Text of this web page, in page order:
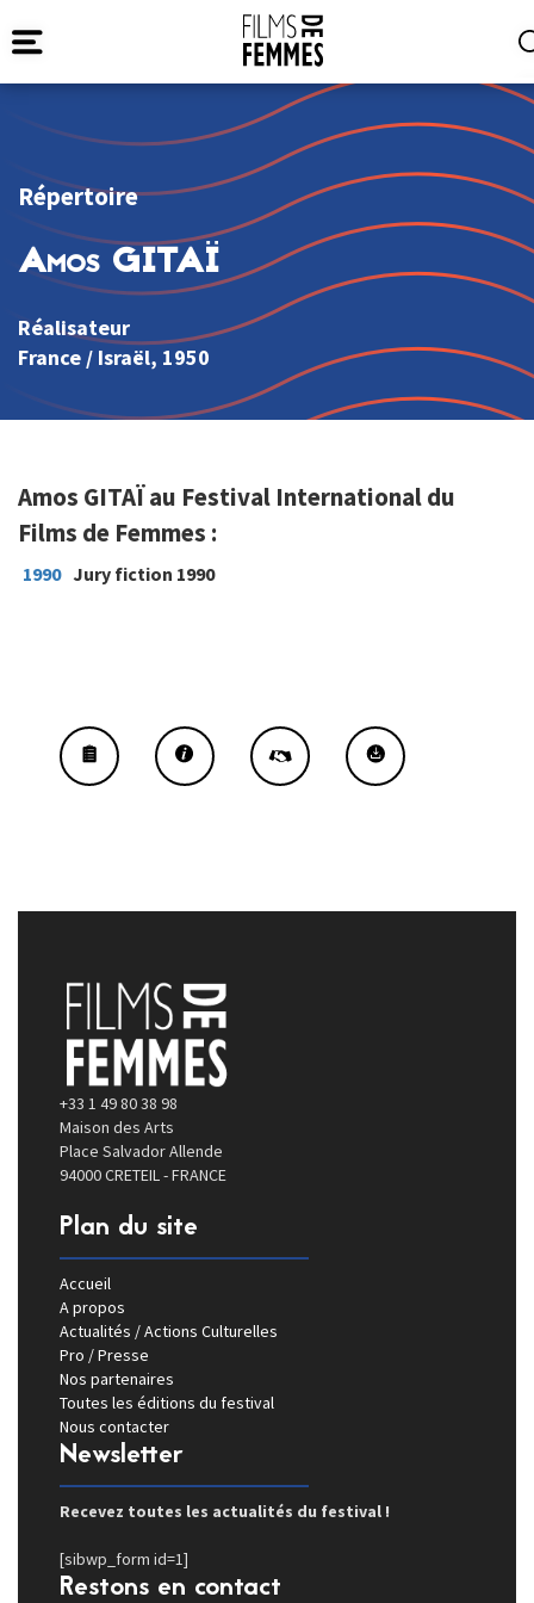
Répertoire
Amos GITAÏ
Réalisateur
France / Israël, 1950
Amos GITAÏ au Festival International du
Films de Femmes :
1990 Jury fiction 1990
+33 1 49 80 38 98
Maison des Arts
Place Salvador Allende
94000 CRETEIL - FRANCE
Plan du site
Accueil
A propos
Actualités / Actions Culturelles
Pro / Presse
Nos partenaires
Toutes les éditions du festival
Nous contacter
Newsletter
Recevez toutes les actualités du festival !
[sibwp_form id=1]
Restons en contact